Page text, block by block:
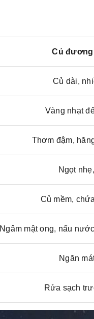
Củ
Củ dài,
Vàng nhạt
Thơm đậm,
Ngọt
Củ mềm,
Ngâm mật ong, nấu
Ngăn
Rửa sạch